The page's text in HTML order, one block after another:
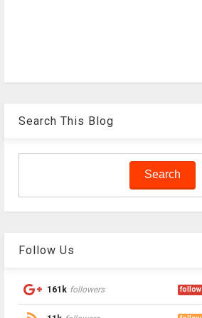
Search This Blog
Follow Us
161k followers follow